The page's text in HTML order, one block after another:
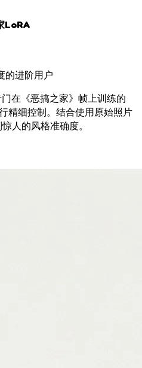
LoRA
的进阶用户
在《恶搞之家》帧上训练的
精细控制。结合使用原始照片
人的风格准确度。